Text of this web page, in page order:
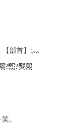
【部首】:灬
?煕?㷩熈
。